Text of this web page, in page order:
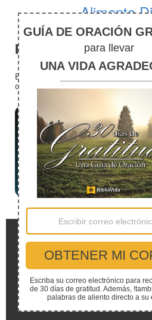
Alimento
- 6 de
El silencio
En medio del ruido, Dios nos
detente (quédate quieto) Dios